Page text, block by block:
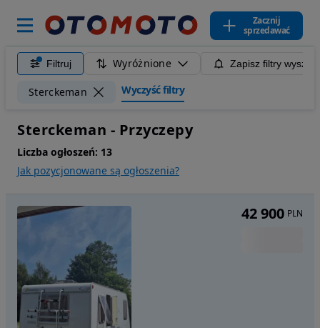
Zacznij
sprzedawać
Filtruj Wyróżnione Zapisz filtry
Sterckeman Wyczyść filtry
Sterckeman - Przyczepy
Liczba ogłoszeń: 13
Jak pozycjonowane są ogłoszenia?
42 900 PLN